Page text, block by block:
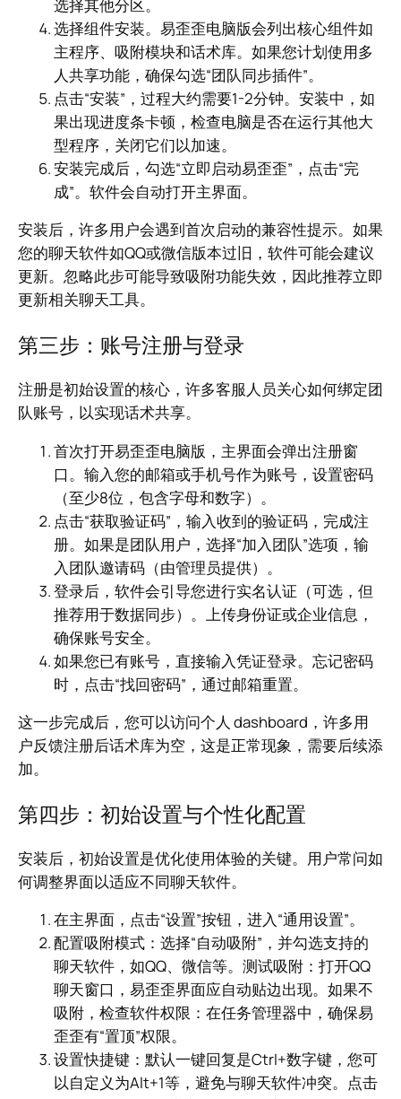
选择其他分区。
选择组件安装。易歪歪电脑版会列出核心组件如
主程序、吸附模块和话术库。如果您计划使用多
人共享功能，确保勾选“团队同步插件”。
点击“安装”，过程大约需要1-2分钟。安装中，如
果出现进度条卡顿，检查电脑是否在运行其他大
型程序，关闭它们以加速。
安装完成后，勾选“立即启动易歪歪”，点击“完
成”。软件会自动打开主界面。
安装后，许多用户会遇到首次启动的兼容性提示。如果
您的聊天软件如QQ或微信版本过旧，软件可能会建议
更新。忽略此步可能导致吸附功能失效，因此推荐立即
更新相关聊天工具。
第三步：账号注册与登录
注册是初始设置的核心，许多客服人员关心如何绑定团
队账号，以实现话术共享。
首次打开易歪歪电脑版，主界面会弹出注册窗
口。输入您的邮箱或手机号作为账号，设置密码
（至少8位，包含字母和数字）。
点击“获取验证码”，输入收到的验证码，完成注
册。如果是团队用户，选择“加入团队”选项，输
入团队邀请码（由管理员提供）。
登录后，软件会引导您进行实名认证（可选，但
推荐用于数据同步）。上传身份证或企业信息，
确保账号安全。
如果您已有账号，直接输入凭证登录。忘记密码
时，点击“找回密码”，通过邮箱重置。
这一步完成后，您可以访问个人 dashboard，许多用
户反馈注册后话术库为空，这是正常现象，需要后续添
加。
第四步：初始设置与个性化配置
安装后，初始设置是优化使用体验的关键。用户常问如
何调整界面以适应不同聊天软件。
在主界面，点击“设置”按钮，进入“通用设置”。
配置吸附模式：选择“自动吸附”，并勾选支持的
聊天软件，如QQ、微信等。测试吸附：打开QQ
聊天窗口，易歪歪界面应自动贴边出现。如果不
吸附，检查软件权限：在任务管理器中，确保易
歪歪有“置顶”权限。
设置快捷键：默认一键回复是Ctrl+数字键，您可
以自定义为Alt+1等，避免与聊天软件冲突。点击